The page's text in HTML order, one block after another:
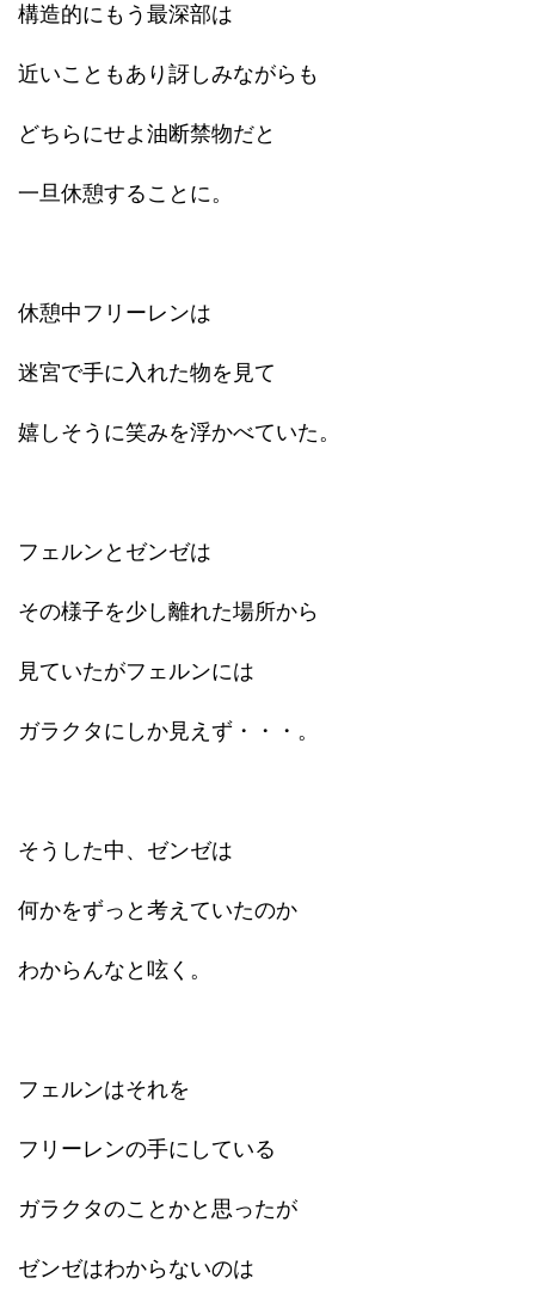
構造的にもう最深部は
近いこともあり訝しみながらも
どちらにせよ油断禁物だと
一旦休憩することに。
休憩中フリーレンは
迷宮で手に入れた物を見て
嬉しそうに笑みを浮かべていた。
フェルンとゼンゼは
その様子を少し離れた場所から
見ていたがフェルンには
ガラクタにしか見えず・・・。
そうした中、ゼンゼは
何かをずっと考えていたのか
わからんなと呟く。
フェルンはそれを
フリーレンの手にしている
ガラクタのことかと思ったが
ゼンゼはわからないのは